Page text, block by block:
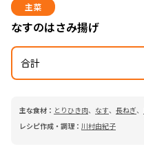
主菜
なすのはさみ揚げ
合計
主な食材： とりひき肉、 なす、 長ねぎ、
レシピ作成・調理： 川村由紀子